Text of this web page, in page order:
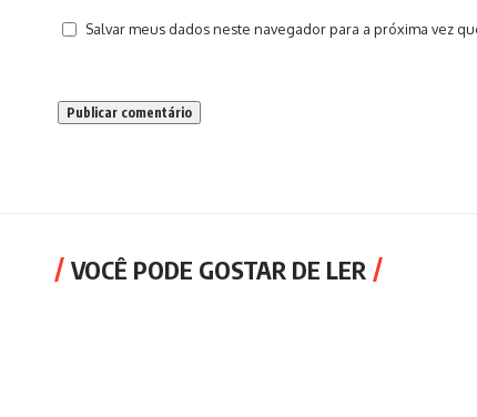
Salvar meus dados neste navegador para a próxima vez
VOCÊ PODE GOSTAR DE LER